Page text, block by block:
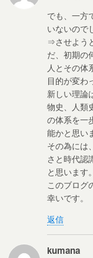
でも、一方
いないので
⇒させよう
だ、初期の
人とその体
目的が変わ
新しい理論
物史、人類
の体系を一
能かと思い
その為には
さと時代認
と思います。
このブログ
幸いです。
返信
kumana